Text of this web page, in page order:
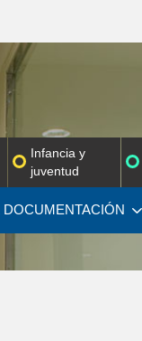
DOCUMENTACIÓN
Infancia y
juventud